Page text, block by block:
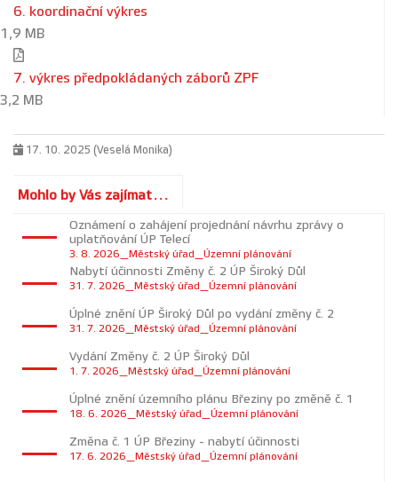
6. koordinační výkres
1,9 MB
7. výkres předpokládaných záborů ZPF
3,2 MB
17. 10. 2025 (Veselá Monika)
Mohlo by Vás zajímat...
Oznámení o zahájení projednání návrhu zprávy o
uplatňování ÚP Telecí
3. 8. 2026_Městský úřad_Územní plánování
Nabytí účinnosti Změny č. 2 ÚP Široký Důl
31. 7. 2026_Městský úřad_Územní plánování
Úplné znění ÚP Široký Důl po vydání změny č. 2
31. 7. 2026_Městský úřad_Územní plánování
Vydání Změny č. 2 ÚP Široký Důl
1. 7. 2026_Městský úřad_Územní plánování
Úplné znění územního plánu Březiny po změně č. 1
18. 6. 2026_Městský úřad_Územní plánování
Změna č. 1 ÚP Březiny - nabytí účinnosti
17. 6. 2026_Městský úřad_Územní plánování